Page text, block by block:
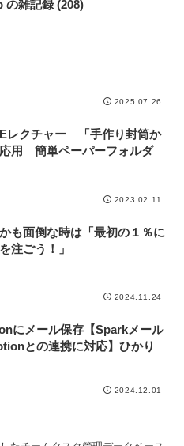
の雑記録 (208)
2025.07.26
レクチャー 「手作り封筒か
用 簡単ペーパーフォルダ
2023.02.11
も面倒な時は「最初の１％に
注ごう！」
2024.11.24
にメール保存【Sparkメール
との連携に対応】ひかり
2024.12.01